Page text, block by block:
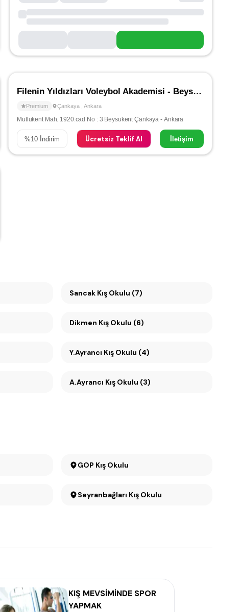
Filenin Yıldızları Voleybol Akademisi - Beysukent / Çayyolu
Premium Çankaya Ankara
Mutlukent Mah. 1920.cad No : 3 Beysukent Çankaya - Ankara
%10 İndirim Ücretsiz Teklif Al İletişim
Sancak Kış Okulu (7)
Dikmen Kış Okulu (6)
Y.Ayrancı Kış Okulu (4)
A.Ayrancı Kış Okulu (3)
GOP Kış Okulu
Seyranbağları Kış Okulu
KIŞ MEVSİMİNDE SPOR
YAPMAK